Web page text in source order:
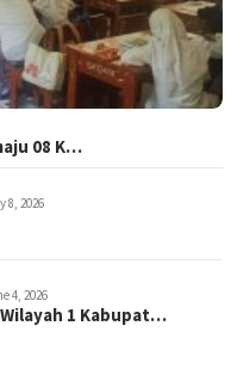
08 K…
8, 2026
4, 2026
1 Kabupat…